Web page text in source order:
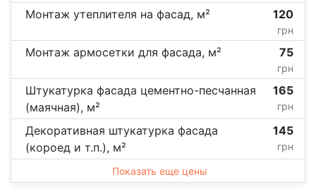
Монтаж утеплителя на фасад, м² 120
грн
Монтаж армосетки для фасада, м² 75
грн
Штукатурка фасада цементно-песчанная
(маячная), м²
165
грн
Декоративная штукатурка фасада
(короед и т.п.), м²
145
грн
Показать еще цены